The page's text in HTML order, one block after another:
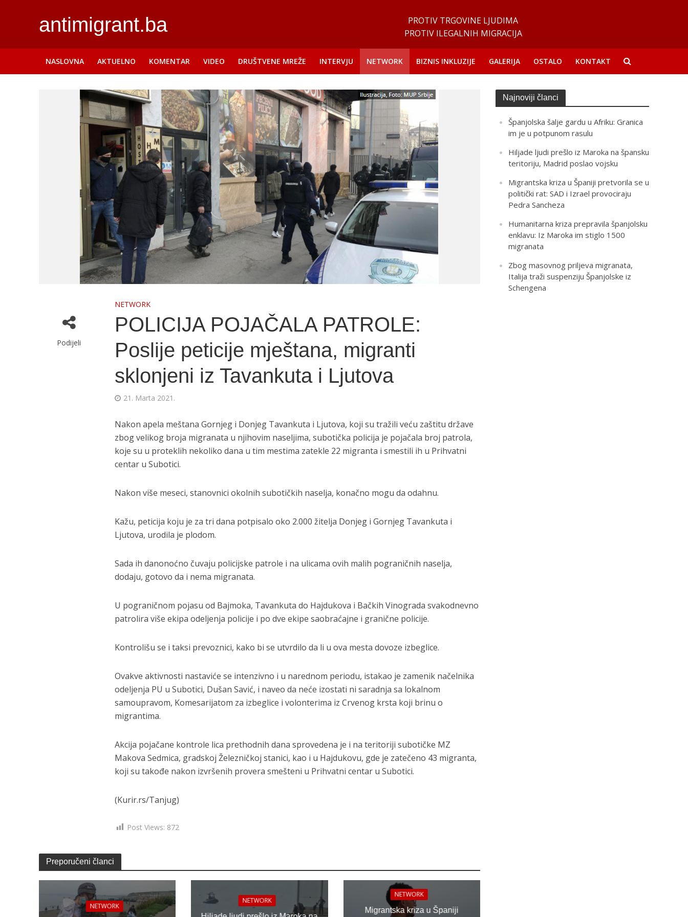
antimigrant.ba
PROTIV TRGOVINE LJUDIMA
PROTIV ILEGALNIH MIGRACIJA
NASLOVNA AKTUELNO KOMENTAR VIDEO DRUŠTVENE MREŽE INTERVJU NETWORK BIZNIS INKLUZIJE GALERIJA OSTALO KONTAKT
Podijeli
NETWORK
POLICIJA POJAČALA PATROLE:
Poslije peticije mještana, migranti
sklonjeni iz Tavankuta i Ljutova
21. Marta 2021.
Nakon apela meštana Gornjeg i Donjeg Tavankuta i Ljutova, koji su tražili veću zaštitu države
zbog velikog broja migranata u njihovim naseljima, subotička policija je pojačala broj patrola,
koje su u proteklih nekoliko dana u tim mestima zatekle 22 migranta i smestili ih u Prihvatni
centar u Subotici.
Nakon više meseci, stanovnici okolnih subotičkih naselja, konačno mogu da odahnu.
Kažu, peticija koju je za tri dana potpisalo oko 2.000 žitelja Donjeg i Gornjeg Tavankuta i
Ljutova, urodila je plodom.
Sada ih danonoćno čuvaju policijske patrole i na ulicama ovih malih pograničnih naselja,
dodaju, gotovo da i nema migranata.
U pograničnom pojasu od Bajmoka, Tavankuta do Hajdukova i Bačkih Vinograda svakodnevno
patrolira više ekipa odeljenja policije i po dve ekipe saobraćajne i granične policije.
Kontrolišu se i taksi prevoznici, kako bi se utvrdilo da li u ova mesta dovoze izbeglice.
Ovakve aktivnosti nastaviće se intenzivno i u narednom periodu, istakao je zamenik načelnika
odeljenja PU u Subotici, Dušan Savić, i naveo da neće izostati ni saradnja sa lokalnom
samoupravom, Komesarijatom za izbeglice i volonterima iz Crvenog krsta koji brinu o
migrantima.
Akcija pojačane kontrole lica prethodnih dana sprovedena je i na teritoriji subotičke MZ
Makova Sedmica, gradskoj Železničkoj stanici, kao i u Hajdukovu, gde je zatečeno 43 migranta,
koji su takođe nakon izvršenih provera smešteni u Prihvatni centar u Subotici.
(Kurir.rs/Tanjug)
Post Views: 872
Preporučeni članci
NETWORK
NETWORK
NETWORK
Migrantska kriza u Španiji
Najnoviji članci
Španjolska šalje gardu u Afriku: Granica
im je u potpunom rasulu
Hiljade ljudi prešlo iz Maroka na špansku
teritoriju, Madrid poslao vojsku
Migrantska kriza u Španiji pretvorila se u
politički rat: SAD i Izrael provociraju
Pedra Sancheza
Humanitarna kriza prepravila španjolsku
enklavu: Iz Maroka im stiglo 1500
migranata
Zbog masovnog priljeva migranata,
Italija traži suspenziju Španjolske iz
Schengena